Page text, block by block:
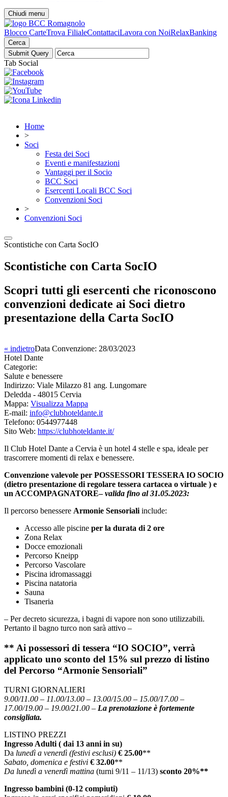
Chiudi menu
Blocco CarteTrova FilialeContattaciLavora con NoiRelaxBanking
Cerca
Tab Social
Home
>
Soci
Festa dei Soci
Eventi e manifestazioni
Vantaggi per il Socio
BCC Soci
Esercenti Locali BCC Soci
Convenzioni Soci
>
Convenzioni Soci
Scontistiche con Carta SocIO
Scontistiche con Carta SocIO
Scopri tutti gli esercenti che riconoscono
convenzioni dedicate ai Soci dietro
presentazione della Carta SocIO
« indietroData Convenzione: 28/03/2023
Hotel Dante
Categorie:
Salute e benessere
Indirizzo: Viale Milazzo 81 ang. Lungomare
Deledda - 48015 Cervia
Mappa: Visualizza Mappa
E-mail: info@clubhoteldante.it
Telefono: 0544977448
Sito Web: https://clubhoteldante.it/
Il Club Hotel Dante a Cervia è un hotel 4 stelle e spa, ideale per
trascorrere momenti di relax e benessere.
Convenzione valevole per POSSESSORI TESSERA IO SOCIO
(dietro presentazione di regolare tessera cartacea o virtuale ) e
un ACCOMPAGNATORE–valida fino al 31.05.2023:
Il percorso benessere Armonie Sensoriali include:
Accesso alle piscine per la durata di 2 ore
Zona Relax
Docce emozionali
Percorso Kneipp
Percorso Vascolare
Piscina idromassaggi
Piscina natatoria
Sauna
Tisaneria
– Per decreto sicurezza, i bagni di vapore non sono utilizzabili.
Pertanto il bagno turco non sarà attivo –
** Ai possessori di tessera “IO SOCIO”, verrà
applicato uno sconto del 15% sul prezzo di listino
del Percorso “Armonie Sensoriali”
TURNI GIORNALIERI
9.00/11.00 – 11.00/13.00 – 13.00/15.00 – 15.00/17.00 –
17.00/19.00 – 19.00/21.00 – La prenotazione è fortemente
consigliata.
LISTINO PREZZI
Ingresso Adulti ( dai 13 anni in su)
Da lunedì a venerdì (festivi esclusi) € 25.00**
Sabato, domenica e festivi € 32.00**
Da lunedì a venerdì mattina (turni 9/11 – 11/13) sconto 20%**
Ingresso bambini (0-12 compiuti)